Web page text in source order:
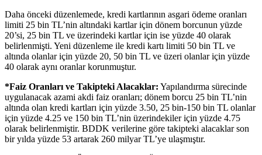
Daha önceki düzenlemede, kredi kartlarının asgari ödeme oranları
limiti 25 bin TL’nin altındaki kartlar için dönem borcunun yüzde
20’si, 25 bin TL ve üzerindeki kartlar için ise yüzde 40 olarak
belirlenmişti. Yeni düzenleme ile kredi kartı limiti 50 bin TL ve
altında olanlar için yüzde 20, 50 bin TL ve üzeri olanlar için yüzde
40 olarak aynı oranlar korunmuştur.
*Faiz Oranları ve Takipteki Alacaklar: Yapılandırma sürecinde
uygulanacak azami akdi faiz oranları; dönem borcu 25 bin TL’nin
altında olan kredi kartları için yüzde 3.50, 25 bin-150 bin TL olanlar
için yüzde 4.25 ve 150 bin TL’nin üzerindekiler için yüzde 4.75
olarak belirlenmiştir. BDDK verilerine göre takipteki alacaklar son
bir yılda yüzde 53 artarak 260 milyar TL’ye ulaşmıştır.